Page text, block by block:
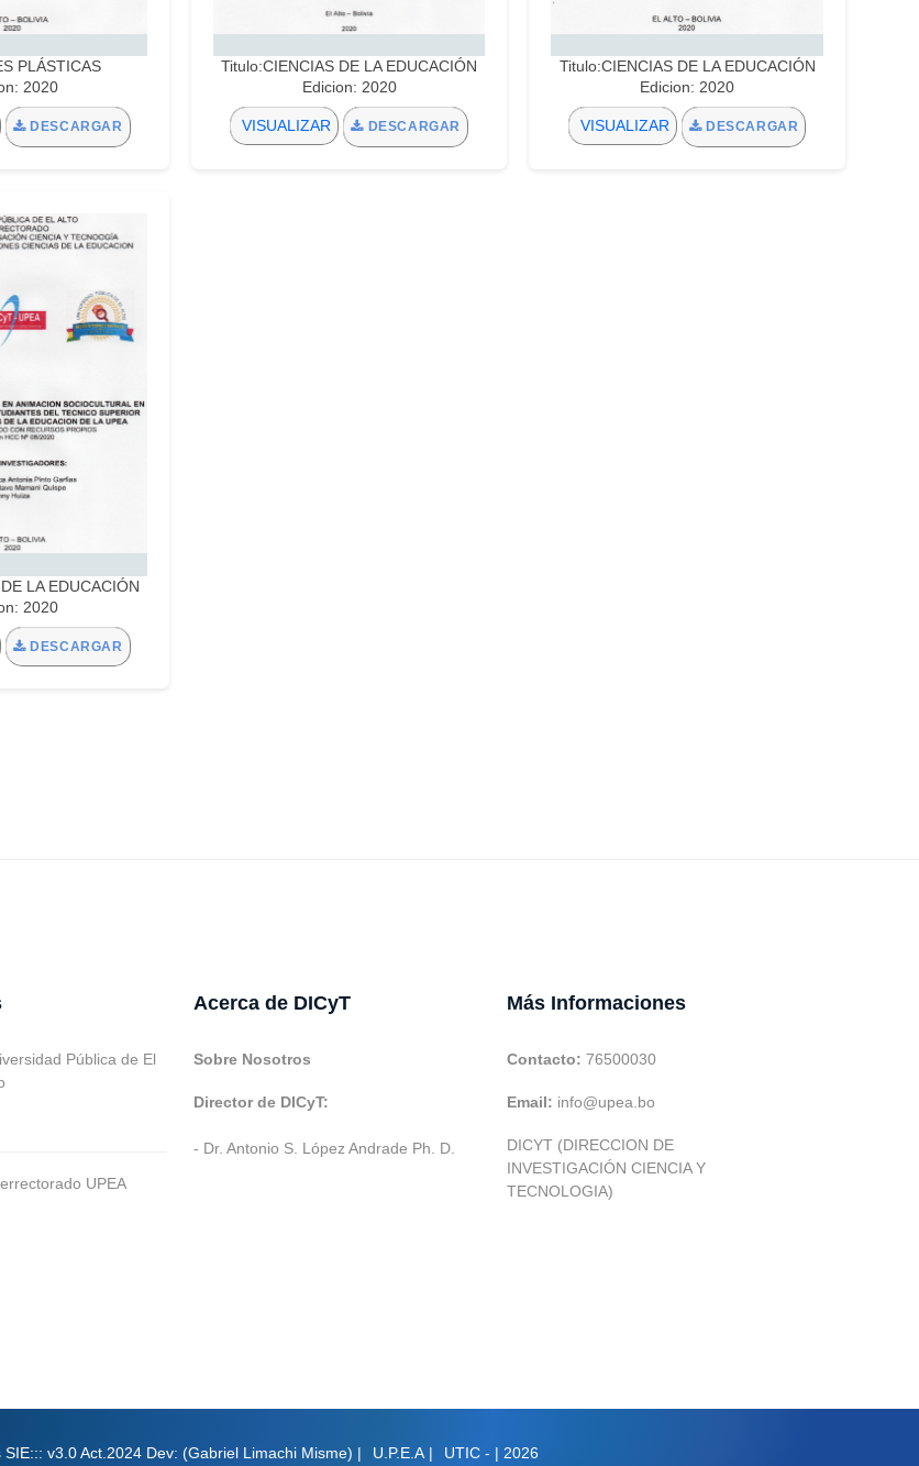
PLÁSTICAS
2020
DESCARGAR
Titulo:CIENCIAS DE LA EDUCACIÓN
Edicion: 2020
VISUALIZAR DESCARGAR
Titulo:CIENCIAS DE LA EDUCACIÓN
Edicion: 2020
VISUALIZAR DESCARGAR
LA EDUCACIÓN
2020
DESCARGAR
Pública de El
UPEA
Acerca de DICyT
Sobre Nosotros
Director de DICyT:
- Dr. Antonio S. López Andrade Ph. D.
Más Informaciones
Contacto: 76500030
Email: info@upea.bo
DICYT (DIRECCION DE
INVESTIGACIÓN CIENCIA Y
TECNOLOGIA)
v3.0 Act.2024 Dev: (Gabriel Limachi Misme) | U.P.E.A | UTIC - | 2026